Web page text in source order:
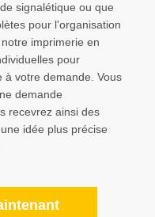
signalétique ou que
pour l'organisation
imprimerie en
pour
à votre demande. Vous
demande
recevrez ainsi des
idée plus précise